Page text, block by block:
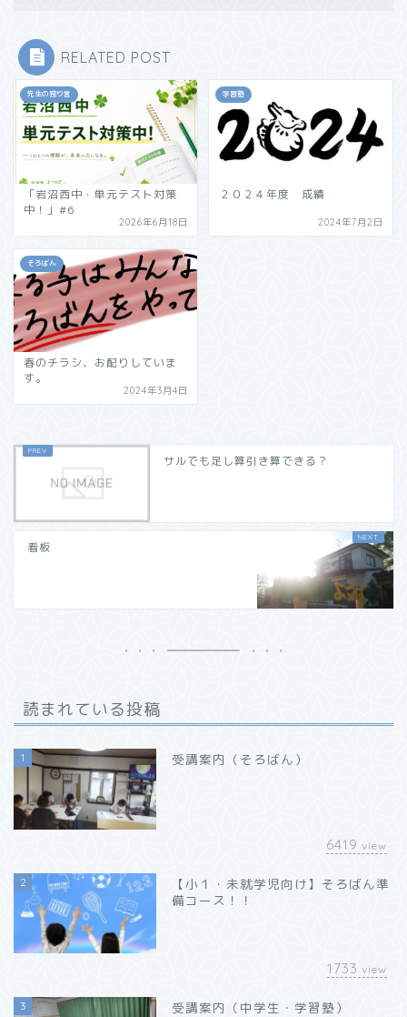
RELATED POST
先生の独り言
「岩沼西中・単元テスト対策
中！」#6
2026年6月18日
学習塾
２０２４年度 成績
2024年7月2日
そろばん
春のチラシ、お配りしていま
す。
2024年3月4日
サルでも足し算引き算できる？
看板
読まれている投稿
1 受講案内（そろばん）
6419 view
2
【小１・未就学児向け】そろばん準
備コース！！
1733 view
3 受講案内（中学生・学習塾）